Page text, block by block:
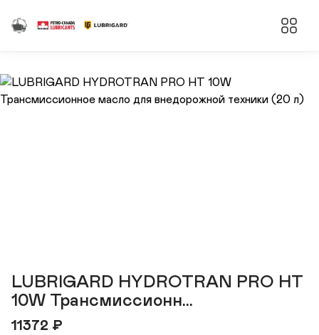
LUBRIGARD HYDROTRAN PRO HT
10W Трансмиссионн...
11372 ₽